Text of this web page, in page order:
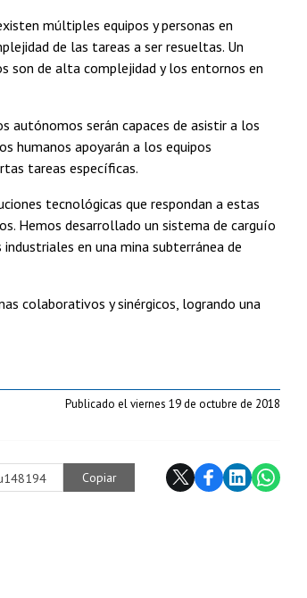
múltiples equipos y personas en
de las tareas a ser resueltas. Un
son de alta complejidad y los entornos en
autónomos serán capaces de asistir a los
humanos apoyarán a los equipos
tareas específicas.
tecnológicas que respondan a estas
Hemos desarrollado un sistema de carguío
en una mina subterránea de
colaborativos y sinérgicos, logrando una
Publicado el viernes 19 de octubre de 2018
Copiar